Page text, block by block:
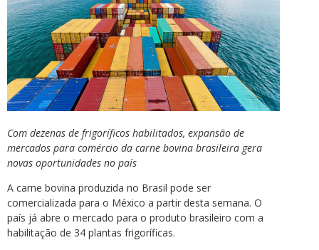
Com dezenas de frigoríficos habilitados, expansão de
mercados para comércio da carne bovina brasileira gera
novas oportunidades no país
A carne bovina produzida no Brasil pode ser
comercializada para o México a partir desta semana. O
país já abre o mercado para o produto brasileiro com a
habilitação de 34 plantas frigoríficas.